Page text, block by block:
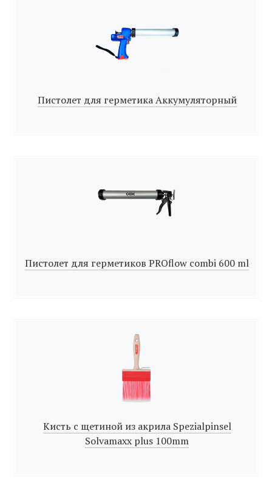
Пистолет для герметика Аккумуляторный
Пистолет для герметиков PROflow combi 600 ml
Кисть с щетиной из акрила Spezialpinsel
Solvamaxx plus 100mm